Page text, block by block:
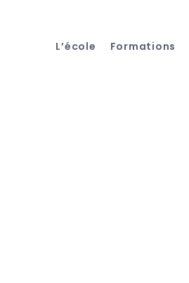
L’école Formations